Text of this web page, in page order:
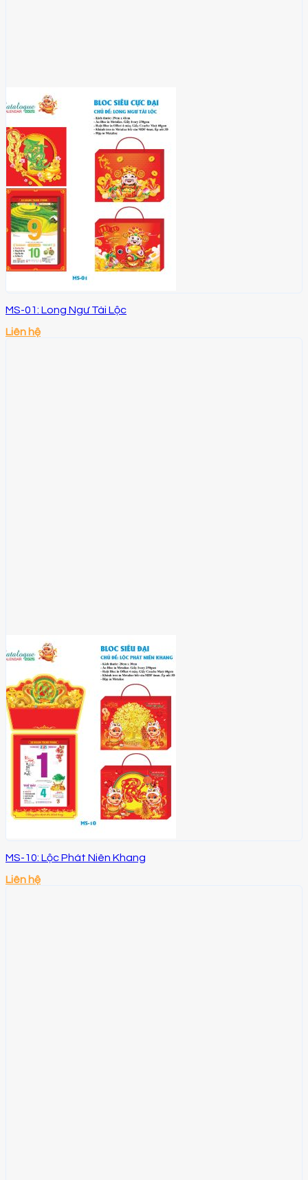
MS-01: Long Ngư Tài Lộc
Liên hệ
MS-10: Lộc Phát Niên Khang
Liên hệ